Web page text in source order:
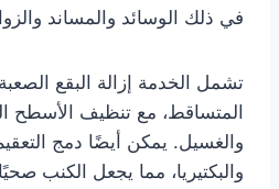
في ذلك الوسائد والمساند
تشمل الخدمة إزالة البقع
المتساقط، مع تنظيف الأسطح
والغسيل. يمكن أيضًا دمج
والبكتيريا، مما يجعل الكنب